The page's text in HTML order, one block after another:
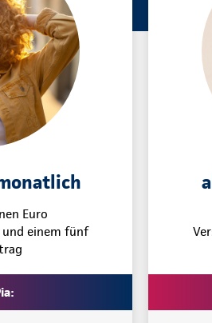
Euro
und einem fünf